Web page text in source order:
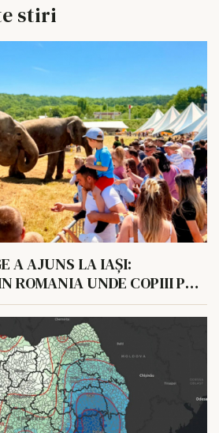
stiri
A AJUNS LA IAȘI:
ROMANIA UNDE COPIII POT